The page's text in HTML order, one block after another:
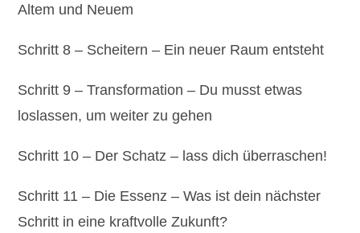
Altem und Neuem
Schritt 8 – Scheitern – Ein neuer Raum entsteht
Schritt 9 – Transformation – Du musst etwas
loslassen, um weiter zu gehen
Schritt 10 – Der Schatz – lass dich überraschen!
Schritt 11 – Die Essenz – Was ist dein nächster
Schritt in eine kraftvolle Zukunft?